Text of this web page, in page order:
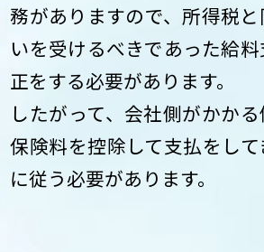
務がありますので、所得税
いを受けるべきであった給
正をする必要があります。
したがって、会社側がかか
保険料を控除して支払をし
に従う必要があります。